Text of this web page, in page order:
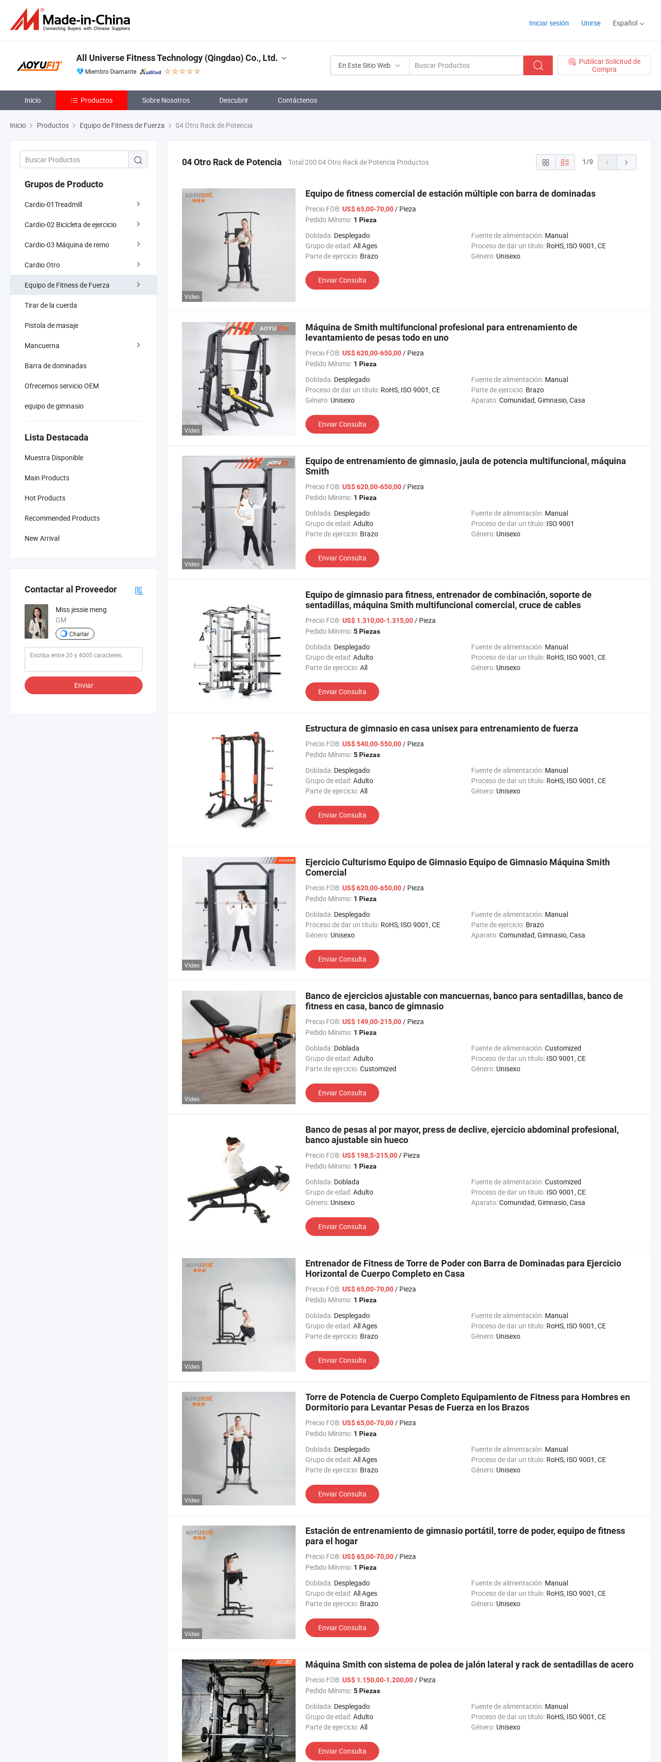
Iniciar sesión Unirse Español
En Este Sitio Web
Publicar Solicitud de
Compra
All Universe Fitness Technology (Qingdao) Co., Ltd.
Miembro Diamante
Inicio Productos Sobre Nosotros Descubrir Contáctenos
Inicio Productos Equipo de Fitness de Fuerza 04 Otro Rack de Potencia
Grupos de Producto
Cardio-01Treadmill
Cardio-02 Bicicleta de ejercicio
Cardio-03 Máquina de remo
Cardio Otro
Equipo de Fitness de Fuerza
Tirar de la cuerda
Pistola de masaje
Mancuerna
Barra de dominadas
Ofrecemos servicio OEM
equipo de gimnasio
Lista Destacada
Muestra Disponible
Main Products
Hot Products
Recommended Products
New Arrival
Contactar al Proveedor
Miss jessie meng
GM
Charlar
Enviar
04 Otro Rack de Potencia Total 200 04 Otro Rack de Potencia Productos 1/9
Vídeo
Equipo de fitness comercial de estación múltiple con barra de dominadas
Precio FOB:US$ 65,00-70,00/ Pieza
Pedido Mínimo: 1 Pieza
Doblada: Desplegado Fuente de alimentación: Manual
Grupo de edad:All Ages Proceso de dar un título: RoHS, ISO 9001, CE
Parte de ejercicio: Brazo Género: Unisexo
Enviar Consulta
Vídeo
Máquina de Smith multifuncional profesional para entrenamiento de
levantamiento de pesas todo en uno
Precio FOB:US$ 620,00-650,00/ Pieza
Pedido Mínimo: 1 Pieza
Doblada: Desplegado Fuente de alimentación: Manual
Proceso de dar un título: RoHS, ISO 9001, CE Parte de ejercicio: Brazo
Género: Unisexo Aparato:Comunidad, Gimnasio, Casa
Enviar Consulta
Vídeo
Equipo de entrenamiento de gimnasio, jaula de potencia multifuncional, máquina
Smith
Precio FOB:US$ 620,00-650,00/ Pieza
Pedido Mínimo: 1 Pieza
Doblada: Desplegado Fuente de alimentación: Manual
Grupo de edad:Adulto Proceso de dar un título: ISO 9001
Parte de ejercicio: Brazo Género: Unisexo
Enviar Consulta
Equipo de gimnasio para fitness, entrenador de combinación, soporte de
sentadillas, máquina Smith multifuncional comercial, cruce de cables
Precio FOB:US$ 1.310,00-1.315,00/ Pieza
Pedido Mínimo:5 Piezas
Doblada: Desplegado Fuente de alimentación: Manual
Grupo de edad:Adulto Proceso de dar un título: RoHS, ISO 9001, CE
Parte de ejercicio:All Género: Unisexo
Enviar Consulta
Estructura de gimnasio en casa unisex para entrenamiento de fuerza
Precio FOB:US$ 540,00-550,00/ Pieza
Pedido Mínimo:5 Piezas
Doblada: Desplegado Fuente de alimentación: Manual
Grupo de edad:Adulto Proceso de dar un título: RoHS, ISO 9001, CE
Parte de ejercicio:All Género: Unisexo
Enviar Consulta
Vídeo
Ejercicio Culturismo Equipo de Gimnasio Equipo de Gimnasio Máquina Smith
Comercial
Precio FOB:US$ 620,00-650,00/ Pieza
Pedido Mínimo: 1 Pieza
Doblada: Desplegado Fuente de alimentación: Manual
Proceso de dar un título: RoHS, ISO 9001, CE Parte de ejercicio: Brazo
Género: Unisexo Aparato:Comunidad, Gimnasio, Casa
Enviar Consulta
Vídeo
Banco de ejercicios ajustable con mancuernas, banco para sentadillas, banco de
fitness en casa, banco de gimnasio
Precio FOB:US$ 149,00-215,00/ Pieza
Pedido Mínimo: 1 Pieza
Doblada: Doblada Fuente de alimentación:Customized
Grupo de edad:Adulto Proceso de dar un título: ISO 9001, CE
Parte de ejercicio:Customized Género: Unisexo
Enviar Consulta
Banco de pesas al por mayor, press de declive, ejercicio abdominal profesional,
banco ajustable sin hueco
Precio FOB:US$ 198,5-215,00/ Pieza
Pedido Mínimo: 1 Pieza
Doblada: Doblada Fuente de alimentación:Customized
Grupo de edad:Adulto Proceso de dar un título: ISO 9001, CE
Género: Unisexo Aparato:Comunidad, Gimnasio, Casa
Enviar Consulta
Vídeo
Entrenador de Fitness de Torre de Poder con Barra de Dominadas para Ejercicio
Horizontal de Cuerpo Completo en Casa
Precio FOB:US$ 65,00-70,00/ Pieza
Pedido Mínimo: 1 Pieza
Doblada: Desplegado Fuente de alimentación: Manual
Grupo de edad:All Ages Proceso de dar un título: RoHS, ISO 9001, CE
Parte de ejercicio: Brazo Género: Unisexo
Enviar Consulta
Vídeo
Torre de Potencia de Cuerpo Completo Equipamiento de Fitness para Hombres en
Dormitorio para Levantar Pesas de Fuerza en los Brazos
Precio FOB:US$ 65,00-70,00/ Pieza
Pedido Mínimo: 1 Pieza
Doblada: Desplegado Fuente de alimentación: Manual
Grupo de edad:All Ages Proceso de dar un título: RoHS, ISO 9001, CE
Parte de ejercicio: Brazo Género: Unisexo
Enviar Consulta
Vídeo
Estación de entrenamiento de gimnasio portátil, torre de poder, equipo de fitness
para el hogar
Precio FOB:US$ 65,00-70,00/ Pieza
Pedido Mínimo: 1 Pieza
Doblada: Desplegado Fuente de alimentación: Manual
Grupo de edad:All Ages Proceso de dar un título: RoHS, ISO 9001, CE
Parte de ejercicio: Brazo Género: Unisexo
Enviar Consulta
Máquina Smith con sistema de polea de jalón lateral y rack de sentadillas de acero
Precio FOB:US$ 1.150,00-1.200,00/ Pieza
Pedido Mínimo:5 Piezas
Doblada: Desplegado Fuente de alimentación: Manual
Grupo de edad:Adulto Proceso de dar un título: RoHS, ISO 9001, CE
Parte de ejercicio:All Género: Unisexo
Enviar Consulta